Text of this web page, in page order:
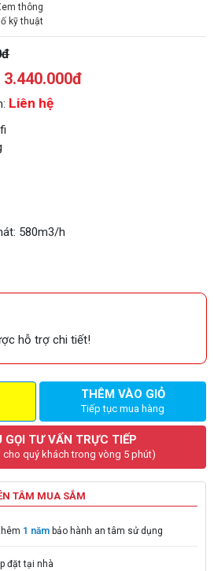
thông
kỹ thuật
3.440.000đ
Liên hệ
580m3/h
hỗ trợ chi tiết!
THÊM VÀO GIỎ
Tiếp tục mua hàng
GỌI TƯ VẤN TRỰC TIẾP
cho quý khách trong vòng 5 phút)
TÂM MUA SẮM
1 năm bảo hành an tâm sử dụng
đặt tại nhà